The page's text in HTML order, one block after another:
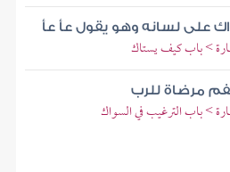
على لسانه وهو يقول عأ عأ
> باب كيف يستاك
مرضاة للرب
> باب الترغيب في السواك